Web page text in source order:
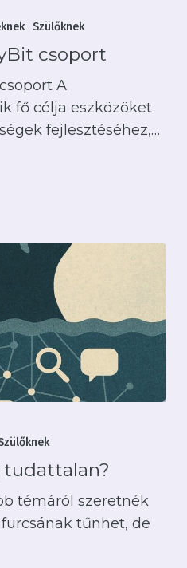
Szülőknek
csoport
A
fő célja eszközöket
fejlesztéséhez,…
témáról szeretnék
tűnhet, de